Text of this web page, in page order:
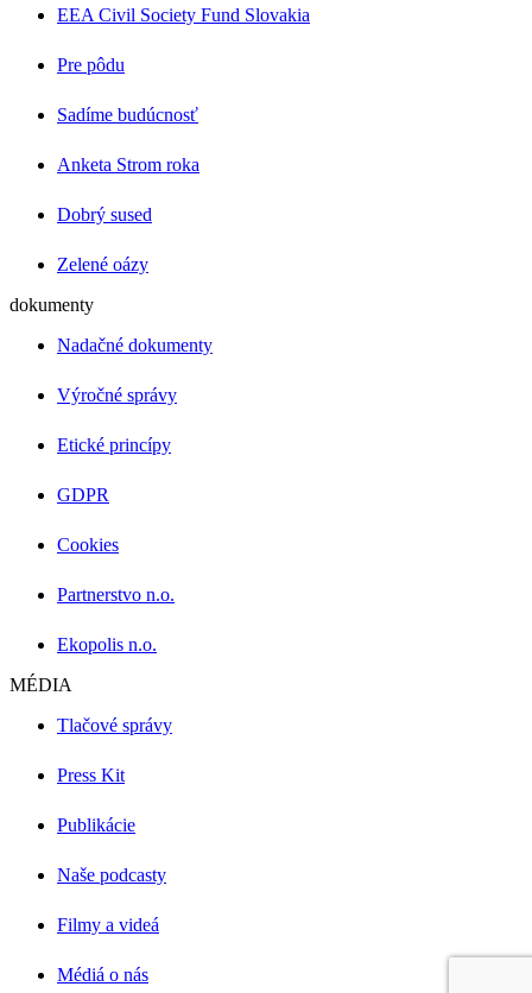
EEA Civil Society Fund Slovakia
Pre pôdu
Sadíme budúcnosť
Anketa Strom roka
Dobrý sused
Zelené oázy
dokumenty
Nadačné dokumenty
Výročné správy
Etické princípy
GDPR
Cookies
Partnerstvo n.o.
Ekopolis n.o.
MÉDIA
Tlačové správy
Press Kit
Publikácie
Naše podcasty
Filmy a videá
Médiá o nás